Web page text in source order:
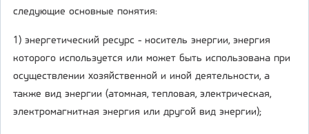
следующие основные понятия:
1) энергетический ресурс - носитель энергии, энергия
которого используется или может быть использована при
осуществлении хозяйственной и иной деятельности, а
также вид энергии (атомная, тепловая, электрическая,
электромагнитная энергия или другой вид энергии);